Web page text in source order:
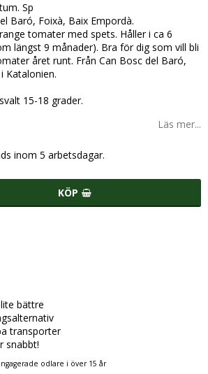
Sp
Baró, Foixà, Baix Empordà.
tomater med spets. Håller i ca 6
längst 9 månader). Bra för dig som vill bli
året runt. Från Can Bosc del Baró,
Katalonien.
15-18 grader.
Läs mer...
inom 5 arbetsdagar.
KÖP
bättre
transporter
snabbt!
odlare i över 15 år